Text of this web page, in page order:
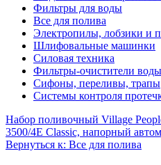
Фильтры для воды
Все для полива
Электропилы, лобзики и
Шлифовальные машинки
Силовая техника
Фильтры-очистители воды
Сифоны, переливы, трапы
Системы контроля
Набор поливочный Village
3500/4E Classic, напорный
Вернуться к: Все для полива